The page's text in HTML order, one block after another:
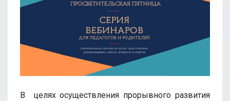
В целях осуществления прорывного развития